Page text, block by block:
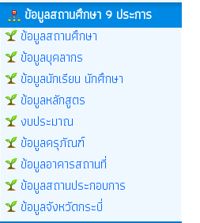
ข้อมูลสถานศึกษา 9 ประการ
ข้อมูลสถานศึกษา
ข้อมูลบุคลากร
ข้อมูลนักเรียน นักศึกษา
ข้อมูลหลักสูตร
งบประมาณ
ข้อมูลครุภัณฑ์
ข้อมูลอาคารสถานที่
ข้อมูลสถานประกอบการ
ข้อมูลจังหวัดกระบี่